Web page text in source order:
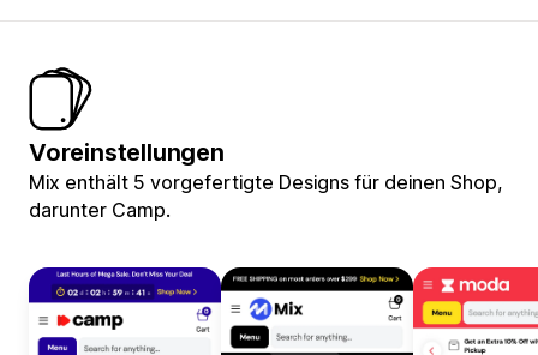
Voreinstellungen
Mix enthält 5 vorgefertigte Designs für deinen Shop,
darunter Camp.